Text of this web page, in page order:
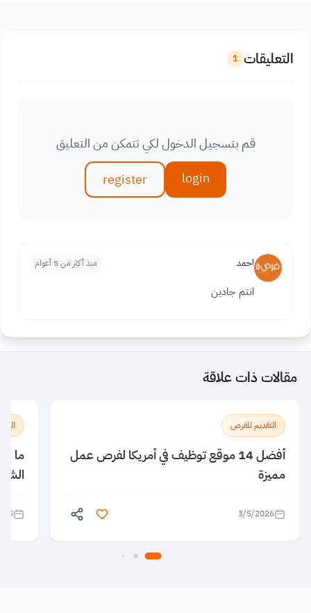
التعليقات 1
قم بتسجيل الدخول لكي تتمكن من التعليق
login
register
احمد منذ أكثر من 5 أعوام
انتم جادين
مقالات ذات علاقة
التقديم للفرص
أفضل 14 موقع توظيف في أمريكا لفرص عمل
مميزة
3/5/2026
ما